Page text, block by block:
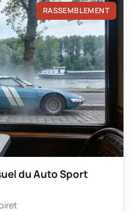
RASSEMBLEMENT
du Auto Sport